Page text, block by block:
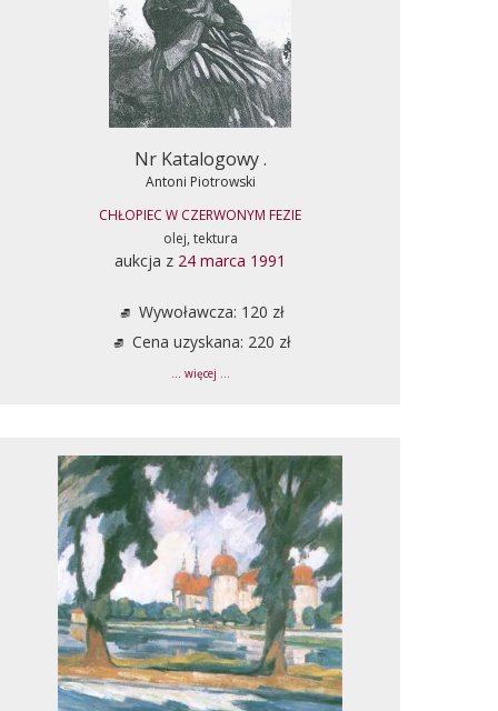
Nr Katalogowy .
Antoni Piotrowski
CHŁOPIEC W CZERWONYM FEZIE
olej, tektura
aukcja z 24 marca 1991
Wywoławcza: 120 zł
Cena uzyskana: 220 zł
... więcej ...